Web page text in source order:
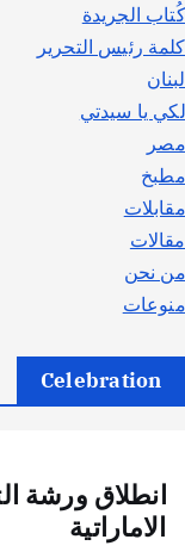
كُتاب الجريدة
كلمة رئيس التحرير
لبنان
لكي يا سيدتي
مصر
مطبخ
مقابلات
مقالات
من نحن
منوعات
Celebration
انطلاق ورشة
الاماراتية